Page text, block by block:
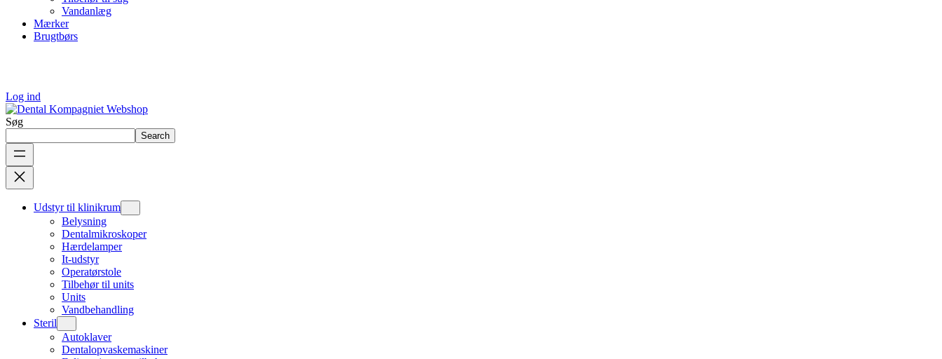
Vandanlæg
Mærker
Brugtbørs
Log ind
Søg
Search
Udstyr til klinikrum
Belysning
Dentalmikroskoper
Hærdelamper
It-udstyr
Operatørstole
Tilbehør til units
Units
Vandbehandling
Steril
Autoklaver
Dentalopvaskemaskiner